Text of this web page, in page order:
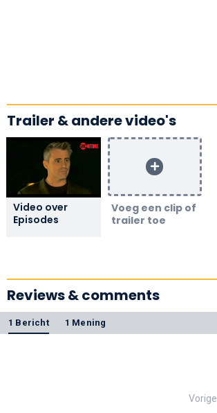
Trailer & andere video's
Video over
Episodes
Voeg een clip of
trailer toe
Reviews & comments
1 Bericht 1 Mening
Vorige